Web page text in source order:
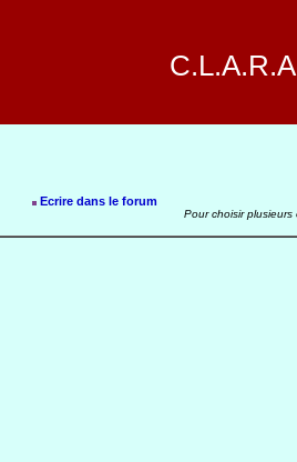
Ecrire dans le forum
Pour choisir